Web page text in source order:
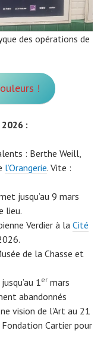
des opérations de
!
:
: Berthe Weill,
l’Orangerie. Vite :
jusqu’au 9 mars
lieu.
Verdier à la Cité
de la Chasse et
1er mars
abandonnés
vision de l’Art au 21
Cartier pour